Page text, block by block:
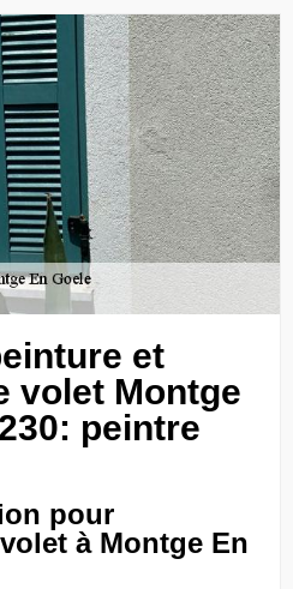
et
volet Montge
peintre
pour
à Montge En